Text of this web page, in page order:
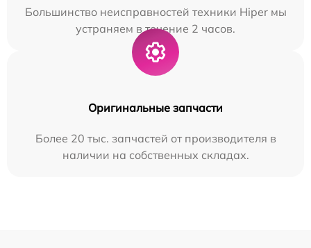
Большинство неисправностей техники Hiper мы
устраняем в течение 2 часов.
Оригинальные запчасти
Более 20 тыс. запчастей от производителя в
наличии на собственных складах.